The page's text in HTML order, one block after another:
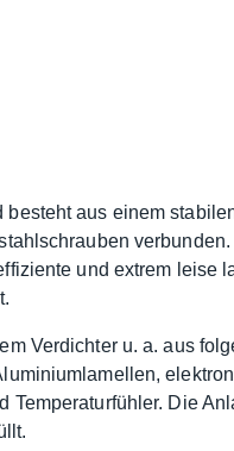
besteht aus einem
und extrem leise
Verdichter u. a. aus
Temperaturfühler. Die